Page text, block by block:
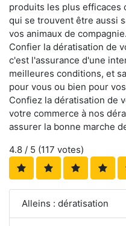
produits les plus efficaces
qui se trouvent être aussi
vos animaux de compagnie.
Confier la dératisation de
c'est l'assurance d'une
meilleures conditions, et
pour vous ou bien pour
Confiez la dératisation de
votre commerce à nos
assurer la bonne marche
4.8 / 5 (117 votes)
Alleins : dératisation